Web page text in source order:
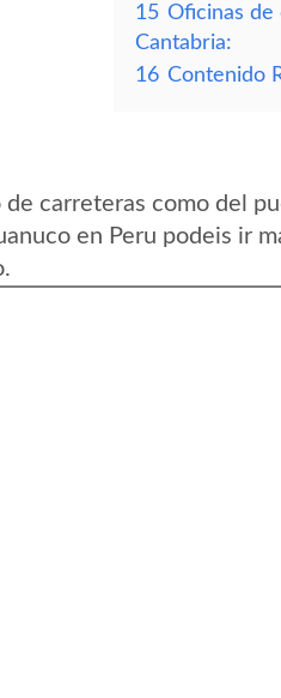
15 Oficinas de
Cantabria:
16 Contenido
carreteras como del
en Peru podeis ir